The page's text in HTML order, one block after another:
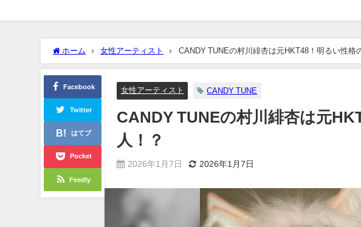
ホーム 女性アーティスト CANDY TUNEの村川緋杏は元HKT48！明るい性格
Facebook
Twitter
はてブ
Pocket
Feedly
女性アーティスト CANDY TUNE
CANDY TUNEの村川緋杏は元
人！？
2026年1月7日 2026年1月7日